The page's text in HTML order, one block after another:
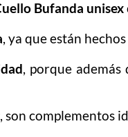
Bufanda unisex
, ya que están
, porque
, son complementos